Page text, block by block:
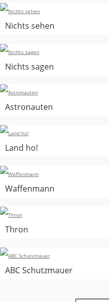
Nichts sehen
Nichts sagen
Astronauten
Land ho!
Waffenmann
Thron
ABC Schutzmauer